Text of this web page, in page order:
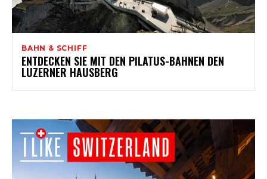
BAHN & SCHIFF
ENTDECKEN SIE MIT DEN PILATUS-BAHNEN DEN
LUZERNER HAUSBERG